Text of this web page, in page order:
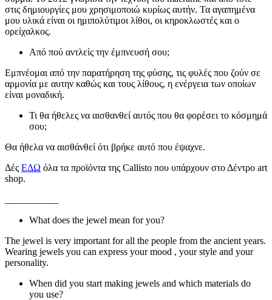
στις δημιουργίες μου χρησιμοποιώ κυρίως αυτήν. Τα αγαπημένα
μου υλικά είναι οι ημιπολύτιμοι λίθοι, οι κηροκλωστές και ο
ορείχαλκος.
Από πού αντλείς την έμπνευσή σου;
Εμπνέομαι από την παρατήρηση της φύσης, τις φυλές που ζούν σε
αρμονία με αυτην καθώς και τους λίθους, η ενέργεια των οποίων
είναι μοναδική.
Τι θα ήθελες να αισθανθεί αυτός που θα φορέσει το κόσμημά
σου;
Θα ήθελα να αισθάνθεί ότι βρήκε αυτό που έψαχνε.
Δές ΕΔΩ όλα τα προϊόντα της Callisto που υπάρχουν στο Δέντρο art
shop.
What does the jewel mean for you?
The jewel is very important for all the people from the ancient years.
Wearing jewels you can express your mood , your style and your
personality.
When did you start making jewels and which materials do
you use?